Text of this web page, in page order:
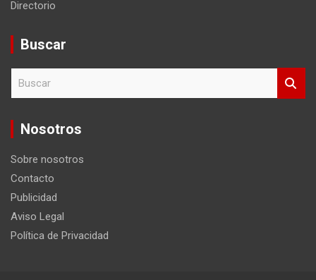
u
Nosotros
Contacto
Aviso Legal
Política de Privacidad